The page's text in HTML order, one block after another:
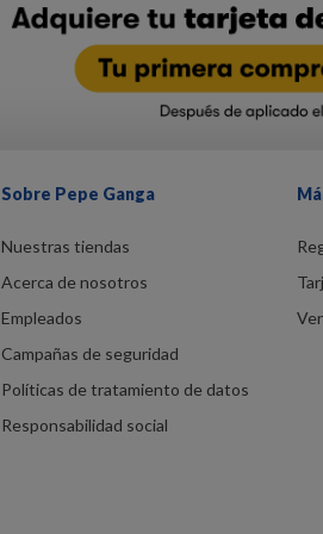
Sobre Pepe Ganga
Nuestras tiendas
Acerca de nosotros
Empleados
Campañas de seguridad
Políticas de tratamiento de datos
Responsabilidad social